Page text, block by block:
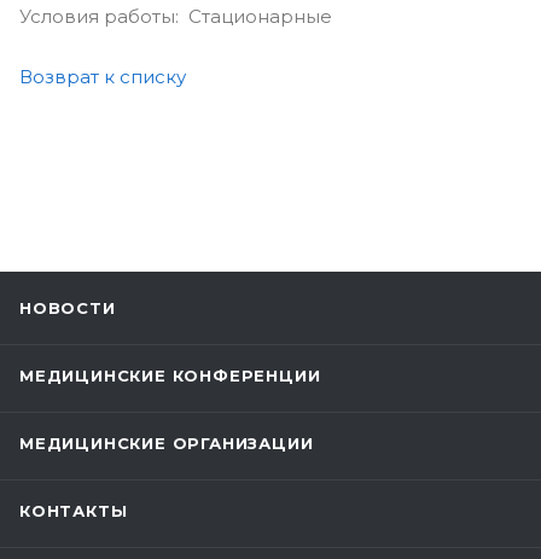
Условия работы: Стационарные
Возврат к списку
НОВОСТИ
МЕДИЦИНСКИЕ КОНФЕРЕНЦИИ
МЕДИЦИНСКИЕ ОРГАНИЗАЦИИ
КОНТАКТЫ